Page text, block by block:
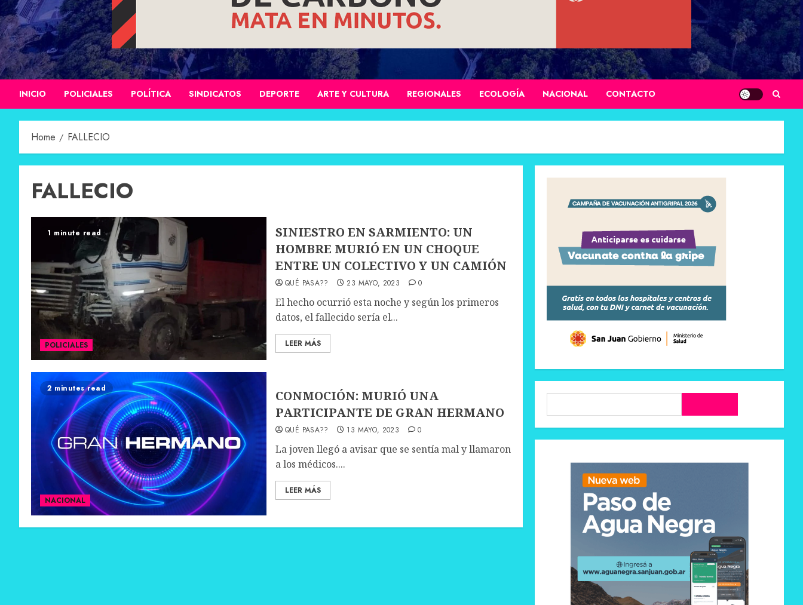
INICIO POLICIALES POLÍTICA SINDICATOS DEPORTE ARTE Y CULTURA REGIONALES ECOLOGÍA NACIONAL CONTACTO
Home FALLECIO
FALLECIO
1 minute read
POLICIALES
SINIESTRO EN SARMIENTO: UN
HOMBRE MURIÓ EN UN CHOQUE
ENTRE UN COLECTIVO Y UN CAMIÓN
QUÉ PASA?? 23 MAYO, 2023 0
El hecho ocurrió esta noche y según los primeros
datos, el fallecido sería el...
LEER MÁS
2 minutes read
NACIONAL
CONMOCIÓN: MURIÓ UNA
PARTICIPANTE DE GRAN HERMANO
QUÉ PASA?? 13 MAYO, 2023 0
La joven llegó a avisar que se sentía mal y llamaron
a los médicos....
LEER MÁS